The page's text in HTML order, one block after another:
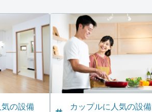
の設備 カップルに人気の設備